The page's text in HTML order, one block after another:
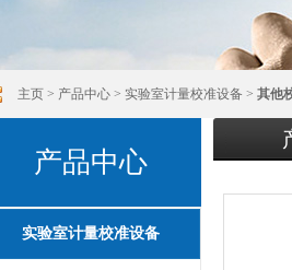
主页 > 产品中心 > 实验室计量校准设备 > 其他
产品中心
实验室计量校准设备